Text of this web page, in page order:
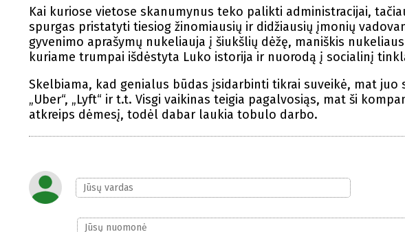
Kai kuriose vietose skanumynus teko palikti administracijai,
spurgas pristatyti tiesiog žinomiausių ir didžiausių įmonių
gyvenimo aprašymų nukeliauja į šiukšlių dėžę, maniškis
kuriame trumpai išdėstyta Luko istorija ir nuorodą į socialinį
Skelbiama, kad genialus būdas įsidarbinti tikrai suveikė, mat juo
„Uber“, „Lyft“ ir t.t. Visgi vaikinas teigia pagalvosiąs, mat ši
atkreips dėmesį, todėl dabar laukia tobulo darbo.